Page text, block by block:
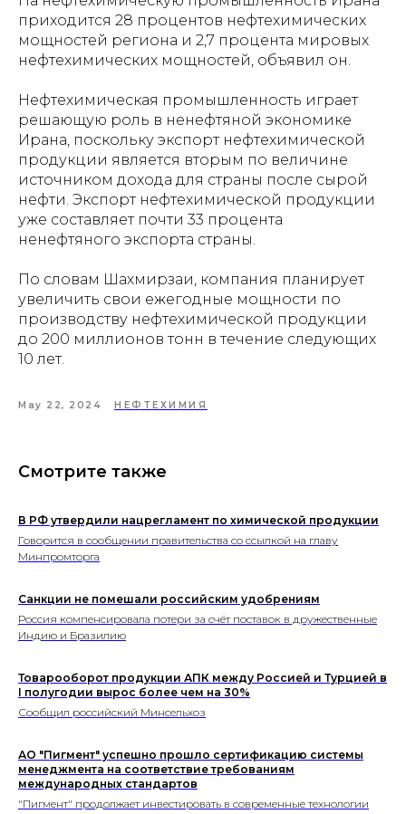
приходится 28 процентов нефтехимических
мощностей региона и 2,7 процента мировых
нефтехимических мощностей, объявил он.
Нефтехимическая промышленность играет
решающую роль в ненефтяной экономике
Ирана, поскольку экспорт нефтехимической
продукции является вторым по величине
источником дохода для страны после сырой
нефти. Экспорт нефтехимической продукции
уже составляет почти 33 процента
ненефтяного экспорта страны.
По словам Шахмирзаи, компания планирует
увеличить свои ежегодные мощности по
производству нефтехимической продукции
до 200 миллионов тонн в течение следующих
10 лет.
May 22, 2024 НЕФТЕХИМИЯ
Смотрите также
В РФ утвердили нацрегламент по химической продукции
Говорится в сообщении правительства со ссылкой на главу
Минпромторга
Санкции не помешали российским удобрениям
Россия компенсировала потери за счёт поставок в дружественные
Индию и Бразилию
Товарооборот продукции АПК между Россией и Турцией в
I полугодии вырос более чем на 30%
Сообщил российский Минсельхоз
АО "Пигмент" успешно прошло сертификацию системы
менеджмента на соответствие требованиям
международных стандартов
"Пигмент" продолжает инвестировать в современные технологии